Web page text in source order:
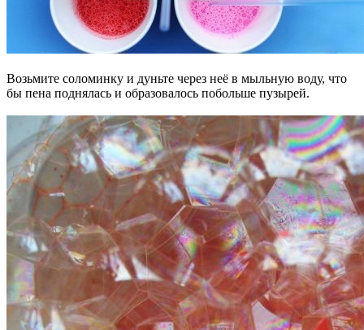
Возьмите соломинку и дуньте через неё в мыльную воду, что
бы пена поднялась и образовалось побольше пузырей.